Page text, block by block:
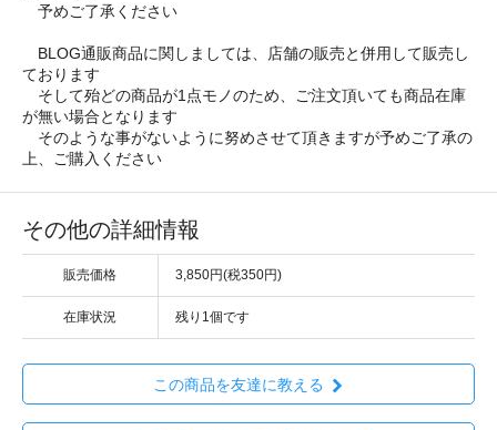
予めご了承ください
BLOG通販商品に関しましては、店舗の販売と併用して販売し
ております
そして殆どの商品が1点モノのため、ご注文頂いても商品在庫
が無い場合となります
そのような事がないように努めさせて頂きますが予めご了承の
上、ご購入ください
その他の詳細情報
販売価格 3,850円(税350円)
在庫状況 残り1個です
この商品を友達に教える